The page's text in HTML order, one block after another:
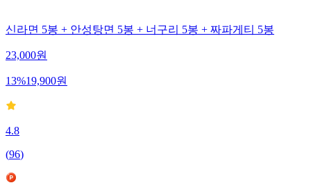
신라면 5봉 + 안성탕면 5봉 + 너구리 5봉 + 짜파게티 5봉
23,000원
13%19,900원
4.8
(96)